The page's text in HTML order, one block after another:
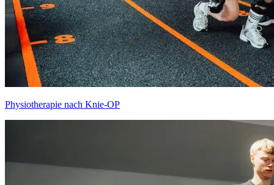
Physiotherapie nach Knie-OP